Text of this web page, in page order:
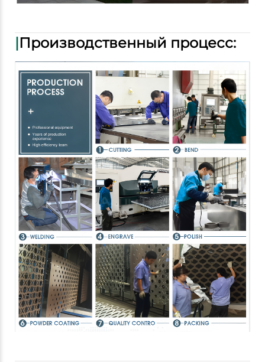
|Производственный процесс: